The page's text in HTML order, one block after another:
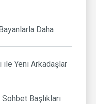
Daha
ile Yeni Arkadaşlar
Başlıkları